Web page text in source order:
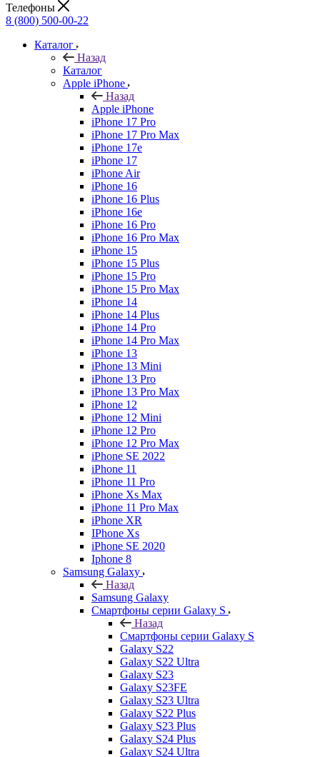
Телефоны
8 (800) 500-00-22
Каталог
Назад
Каталог
Apple iPhone
Назад
Apple iPhone
iPhone 17 Pro
iPhone 17 Pro Max
iPhone 17e
iPhone 17
iPhone Air
iPhone 16
iPhone 16 Plus
iPhone 16e
iPhone 16 Pro
iPhone 16 Pro Max
iPhone 15
iPhone 15 Plus
iPhone 15 Pro
iPhone 15 Pro Max
iPhone 14
iPhone 14 Plus
iPhone 14 Pro
iPhone 14 Pro Max
iPhone 13
iPhone 13 Mini
iPhone 13 Pro
iPhone 13 Pro Max
iPhone 12
iPhone 12 Mini
iPhone 12 Pro
iPhone 12 Pro Max
iPhone SE 2022
iPhone 11
iPhone 11 Pro
iPhone Xs Max
iPhone 11 Pro Max
iPhone XR
IPhone Xs
iPhone SE 2020
Iphone 8
Samsung Galaxy
Назад
Samsung Galaxy
Смартфоны серии Galaxy S
Назад
Смартфоны серии Galaxy S
Galaxy S22
Galaxy S22 Ultra
Galaxy S23
Galaxy S23FE
Galaxy S23 Ultra
Galaxy S22 Plus
Galaxy S23 Plus
Galaxy S24 Plus
Galaxy S24 Ultra